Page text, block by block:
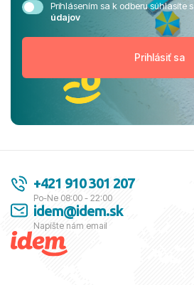
Prihlásením sa k odberu súhlasíte s
údajov
+421 910 301 207
Po-Ne 08:00 - 22:00
idem@idem.sk
Napíšte nám email